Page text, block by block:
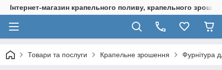
Інтернет-магазин крапельного поливу, крапельного
Товари та послуги Крапельне зрошення Фурнітура